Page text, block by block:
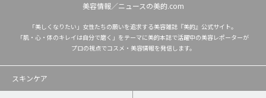
美容情報／ニュースの美的.com
「美しくなりたい」女性たちの願いを追求する美容雑誌『美的』公式サイト。
「肌・心・体のキレイは自分で磨く」をテーマに美的本誌で活躍中の美容レポーターが
プロの視点でコスメ・美容情報を発信します。
スキンケア